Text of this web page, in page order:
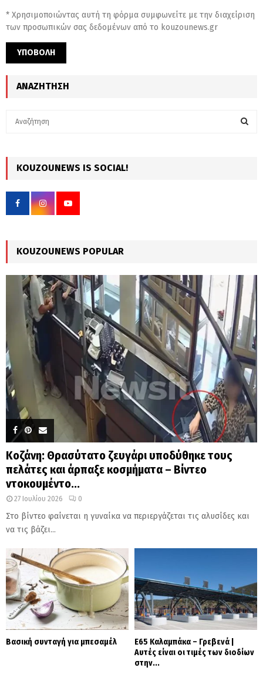
* Χρησιμοποιώντας αυτή τη φόρμα συμφωνείτε με την διαχείριση
των προσωπικών σας δεδομένων από το kouzounews.gr
ΑΝΑΖΉΤΗΣΗ
h
f
r
KOUZOUNEWS IS SOCIAL!
KOUZOUNEWS POPULAR
Κοζάνη: Θρασύτατο ζευγάρι υποδύθηκε τους
πελάτες και άρπαξε κοσμήματα – Βίντεο
ντοκουμέντο...
27 Ιουλίου 2026 0
Στο βίντεο φαίνεται η γυναίκα να περιεργάζεται τις αλυσίδες και
να τις βάζει...
Βασική συνταγή για μπεσαμέλ
Ε65 Καλαμπάκα – Γρεβενά |
Αυτές είναι οι τιμές των διοδίων
στην...